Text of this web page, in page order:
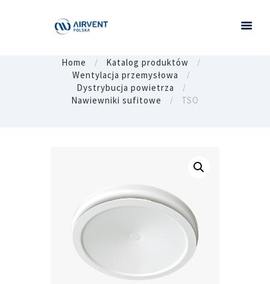
Home
Katalog produktów
Wentylacja przemysłowa
Dystrybucja powietrza
Nawiewniki sufitowe
TSO